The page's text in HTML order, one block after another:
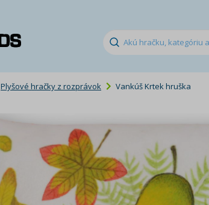
Plyšové hračky z rozprávok Vankúš Krtek hruška